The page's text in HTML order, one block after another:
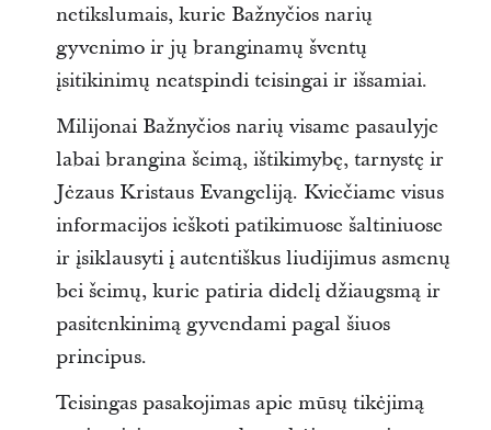
netikslumais, kurie Bažnyčios narių
gyvenimo ir jų branginamų šventų
įsitikinimų neatspindi teisingai ir išsamiai.
Milijonai Bažnyčios narių visame pasaulyje
labai brangina šeimą, ištikimybę, tarnystę ir
Jėzaus Kristaus Evangeliją. Kviečiame visus
informacijos ieškoti patikimuose šaltiniuose
ir įsiklausyti į autentiškus liudijimus asmenų
bei šeimų, kurie patiria didelį džiaugsmą ir
pasitenkinimą gyvendami pagal šiuos
principus.
Teisingas pasakojimas apie mūsų tikėjimą